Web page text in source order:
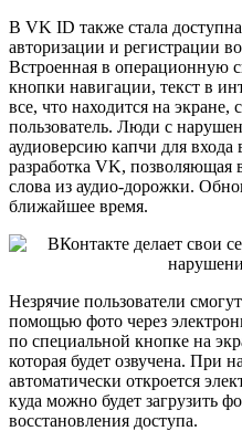
В VK ID также стала
авторизации и регистрации
Встроенная в операционную
кнопки навигации, текст в
все, что находится на экране,
пользователь. Люди с
аудиоверсию капчи для
разработка VK, позволяющая
слова из аудио-дорожки.
ближайшее время.
Незрячие пользователи
помощью фото через
по специальной кнопке на
которая будет озвучена. При
автоматически откроется
куда можно будет загрузить
восстановления доступа.